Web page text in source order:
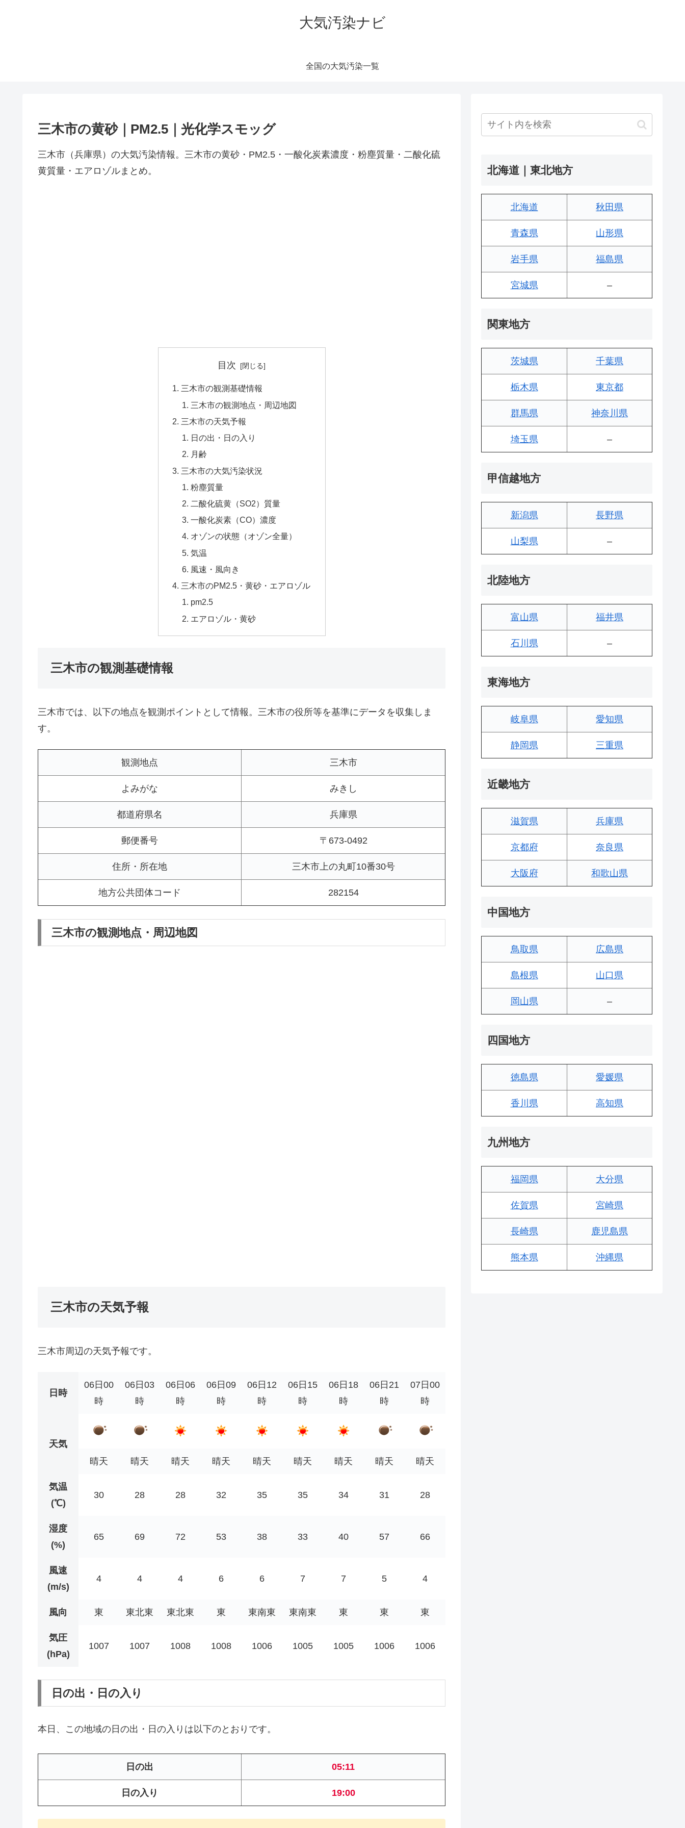
大気汚染ナビ
全国の大気汚染一覧
三木市の黄砂｜PM2.5｜光化学スモッグ
三木市（兵庫県）の大気汚染情報。三木市の黄砂・PM2.5・一酸化炭素濃度・粉塵質量・二酸化硫
黄質量・エアロゾルまとめ。
目次
三木市の観測基礎情報
三木市の観測地点・周辺地図
三木市の天気予報
日の出・日の入り
月齢
三木市の大気汚染状況
粉塵質量
二酸化硫黄（SO2）質量
一酸化炭素（CO）濃度
オゾンの状態（オゾン全量）
気温
風速・風向き
三木市のPM2.5・黄砂・エアロゾル
pm2.5
エアロゾル・黄砂
三木市の観測基礎情報
三木市では、以下の地点を観測ポイントとして情報。三木市の役所等を基準にデータを収集しま
す。
観測地点 三木市
よみがな みきし
都道府県名 兵庫県
郵便番号 〒673-0492
住所・所在地 三木市上の丸町10番30号
地方公共団体コード 282154
三木市の観測地点・周辺地図
三木市の天気予報
三木市周辺の天気予報です。
日時
06日00
時
06日03
時
06日06
時
06日09
時
06日12
時
06日15
時
06日18
時
06日21
時
07日00
時
天気
晴天
晴天 晴天 晴天 晴天 晴天 晴天 晴天 晴天
気温
(℃)
30 28 28 32 35 35 34 31 28
湿度
(%)
65 69 72 53 38 33 40 57 66
風速
(m/s)
4 4 4 6 6 7 7 5 4
風向 東 東北東 東北東 東 東南東 東南東 東 東 東
気圧
(hPa)
1007 1007 1008 1008 1006 1005 1005 1006 1006
日の出・日の入り
本日、この地域の日の出・日の入りは以下のとおりです。
日の出 05:11
日の入り 19:00
北海道｜東北地方
北海道 秋田県
青森県 山形県
岩手県 福島県
宮城県 –
関東地方
茨城県 千葉県
栃木県 東京都
群馬県 神奈川県
埼玉県 –
甲信越地方
新潟県 長野県
山梨県 –
北陸地方
富山県 福井県
石川県 –
東海地方
岐阜県 愛知県
静岡県 三重県
近畿地方
滋賀県 兵庫県
京都府 奈良県
大阪府 和歌山県
中国地方
鳥取県 広島県
島根県 山口県
岡山県 –
四国地方
徳島県 愛媛県
香川県 高知県
九州地方
福岡県 大分県
佐賀県 宮崎県
長崎県 鹿児島県
熊本県 沖縄県